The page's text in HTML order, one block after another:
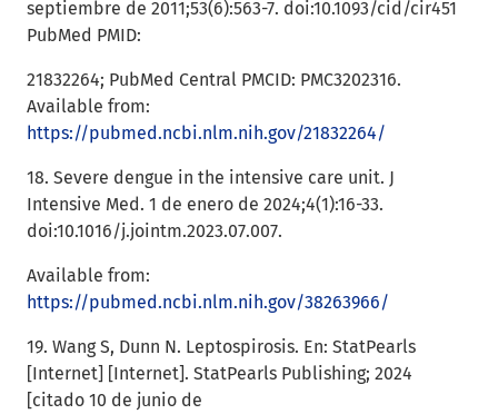
septiembre de 2011;53(6):563-7. doi:10.1093/cid/cir451
PubMed PMID:
21832264; PubMed Central PMCID: PMC3202316.
Available from:
https://pubmed.ncbi.nlm.nih.gov/21832264/
18. Severe dengue in the intensive care unit. J
Intensive Med. 1 de enero de 2024;4(1):16-33.
doi:10.1016/j.jointm.2023.07.007.
Available from:
https://pubmed.ncbi.nlm.nih.gov/38263966/
19. Wang S, Dunn N. Leptospirosis. En: StatPearls
[Internet] [Internet]. StatPearls Publishing; 2024
[citado 10 de junio de